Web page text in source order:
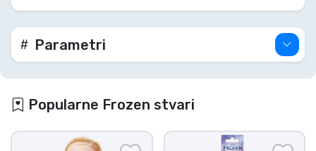
Parametri
Popularne Frozen stvari